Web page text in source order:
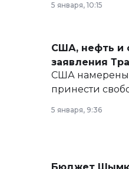
армии,
5 января, 10:15
США, нефть и
заявления
США
принести
5 января, 9:36